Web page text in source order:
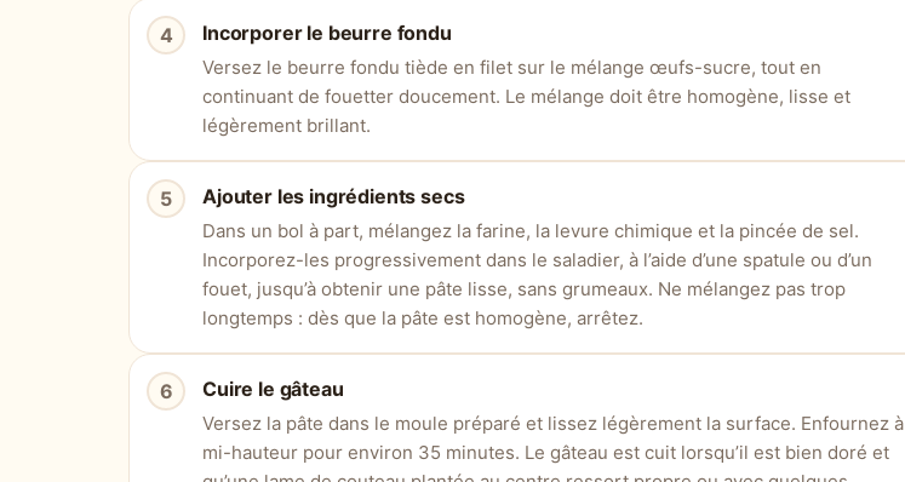
Incorporer le beurre fondu
Versez le beurre fondu tiède en filet sur le mélange œufs-sucre, tout en
continuant de fouetter doucement. Le mélange doit être homogène, lisse et
légèrement brillant.
Ajouter les ingrédients secs
Dans un bol à part, mélangez la farine, la levure chimique et la pincée de sel.
Incorporez-les progressivement dans le saladier, à l’aide d’une spatule ou d’un
fouet, jusqu’à obtenir une pâte lisse, sans grumeaux. Ne mélangez pas trop
longtemps : dès que la pâte est homogène, arrêtez.
Cuire le gâteau
Versez la pâte dans le moule préparé et lissez légèrement la surface. Enfournez à
mi-hauteur pour environ 35 minutes. Le gâteau est cuit lorsqu’il est bien doré et